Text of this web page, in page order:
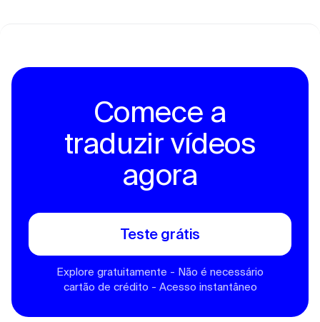
Comece a
traduzir vídeos
agora
Teste grátis
Explore gratuitamente - Não é necessário
cartão de crédito - Acesso instantâneo